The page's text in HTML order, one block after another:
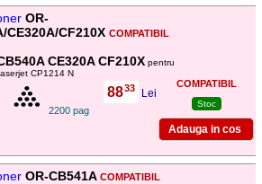
OR-
CE320A/CF210X COMPATIBIL
CE320A CF210X pentru
CP1214 N
2200 pag
COMPATIBIL
Stoc
8833 Lei
OR-CB541A COMPATIBIL